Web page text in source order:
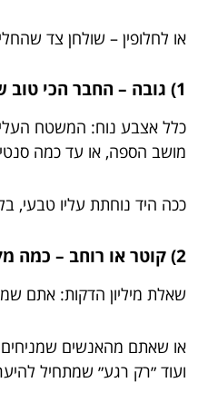
או לחלופין – שולחן צד
1) גובה – החבר הכי טוב של הספה
כלל אצבע נוח: המשטח
מושב הספה, או עד כמה
ככה היד נוחתת עליו טבעי,
2) קוטר או רוחב – כמה מקום אתם באמת צריכים?
שאלת מיליון הדקות: אתם
או שאתם מהאנשים שמניחים
ועוד ״רק רגע״ שמתחיל